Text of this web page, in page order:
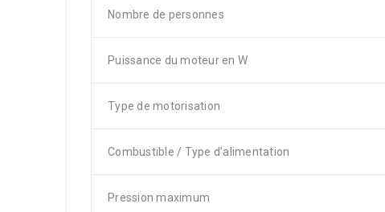
Nombre de personnes
Puissance du moteur en W
Type de motorisation
Combustible / Type d’alimentation
Pression maximum